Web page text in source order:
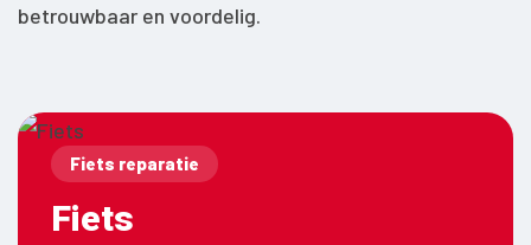
betrouwbaar en voordelig.
Fiets reparatie
Fiets